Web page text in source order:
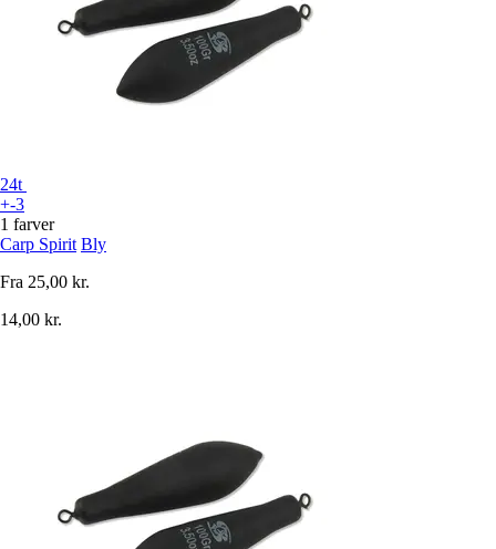
24t
+-3
1 farver
Carp Spirit Bly
Fra 25,00 kr.
14,00 kr.